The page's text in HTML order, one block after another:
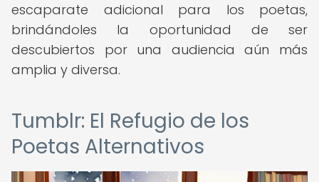
escaparate adicional para los poetas,
brindándoles la oportunidad de ser
descubiertos por una audiencia aún más
amplia y diversa.
Tumblr: El Refugio de los
Poetas Alternativos